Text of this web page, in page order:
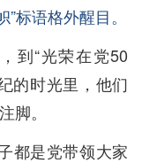
标语格外醒目。
到“光荣在党50
的时光里，他们
脚。
都是党带领大家